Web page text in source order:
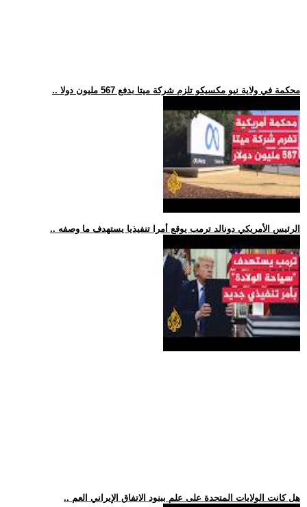
.. محكمة في ولاية نيو مكسيكو تلزم شركة ميتا بدفع 567 مليون دولا
.. الرئيس الأمريكي دونالد ترمب يوقع أمرا تنفيذيا يستهدف ما وصفه
.. هل كانت الولايات المتحدة على علم ببنود الاتفاق الإيراني العم